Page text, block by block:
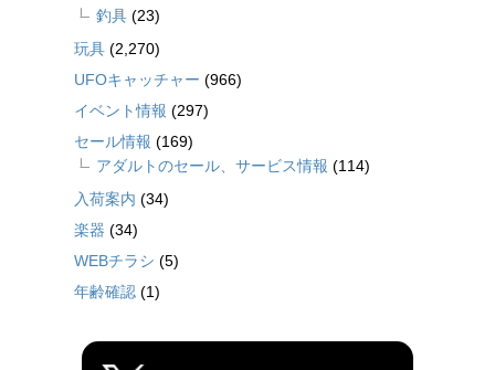
釣具 (23)
玩具 (2,270)
UFOキャッチャー (966)
イベント情報 (297)
セール情報 (169)
アダルトのセール、サービス情報 (114)
入荷案内 (34)
楽器 (34)
WEBチラシ (5)
年齢確認 (1)